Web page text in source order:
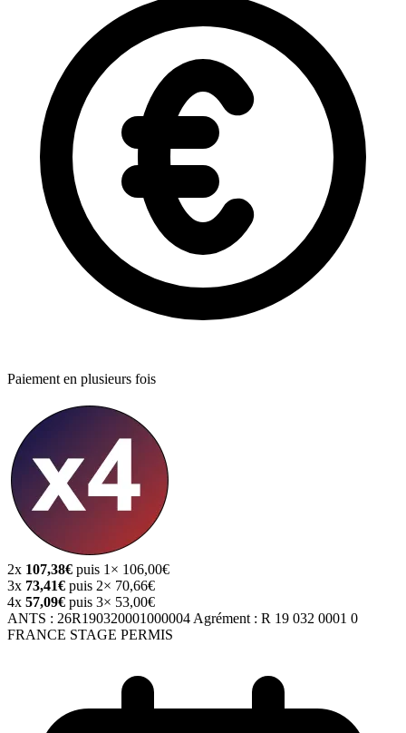
Paiement en plusieurs fois
2x 107,38€ puis 1× 106,00€
3x 73,41€ puis 2× 70,66€
4x 57,09€ puis 3× 53,00€
ANTS : 26R190320001000004 Agrément : R 19 032 0001 0
FRANCE STAGE PERMIS